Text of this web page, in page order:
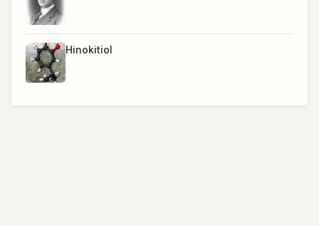
Hinokitiol